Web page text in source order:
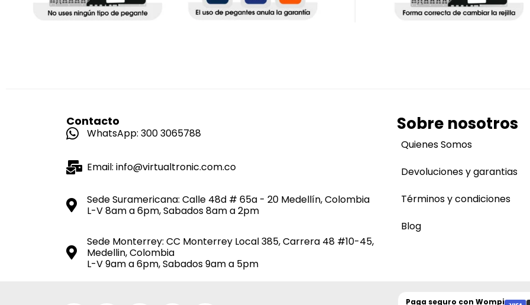
Contacto
WhatsApp: 300 3065788
Email: info@virtualtronic.com.co
Sede Suramericana: Calle 48d # 65a - 20 Medellín, Colombia
L-V 8am a 6pm, Sabados 8am a 2pm
Sede Monterrey: CC Monterrey Local 385, Carrera 48 #10-45,
Medellin, Colombia
L-V 9am a 6pm, Sabados 9am a 5pm
Sobre nosotros
Quienes Somos
Devoluciones y garantias
Términos y condiciones
Blog
Paga seguro con Wompi